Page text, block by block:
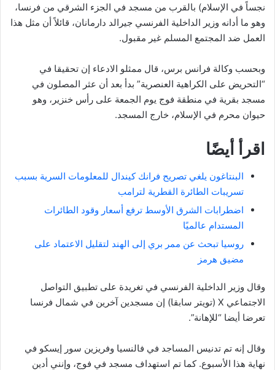
نجساً في الإسلام) بالقرب من مسجد في الجزء الشرقي من فرنسا،
وهو ما أدانه وزير الداخلية الفرنسي جيرالد دارمانان، قائلاً أن مثل هذا
العمل ضد المجتمع المسلم غير مقبول.
وبحسب وكالة فرانس برس، قال ممثلو الادعاء إن تحقيقا في
“التحريض على الكراهية العنصرية” بدأ بعد أن عثر المصلون في
مسجد بقرية في منطقة فوج يوم الجمعة على رأس خنزير، وهو
حيوان محرم في الإسلام، خارج المسجد.
اقرأ أيضًا
البنتاغون يلغي تصريح فرانك كيندال للمعلومات السرية بسبب
تسريبات الطائرة القطرية لترامب
اضطرابات الشرق الأوسط ترفع أسعار وقود الطائرات
المستدام عالميًا
روسيا تبحث عن ممر بري إلى الهند لتقليل الاعتماد على
مضيق هرمز
وقال وزير الداخلية الفرنسي في تغريدة على تطبيق التواصل
الاجتماعي X (تويتر سابقا) إن مسجدين آخرين في شمال فرنسا
تعرضا أيضا “للإهانة”.
وقال إنه تم تدنيس المساجد في فالنسيا وفريزين سور إيسكو في
نهاية هذا الأسبوع. كما تم استهداف مسجد في فوج، وإنني أدين